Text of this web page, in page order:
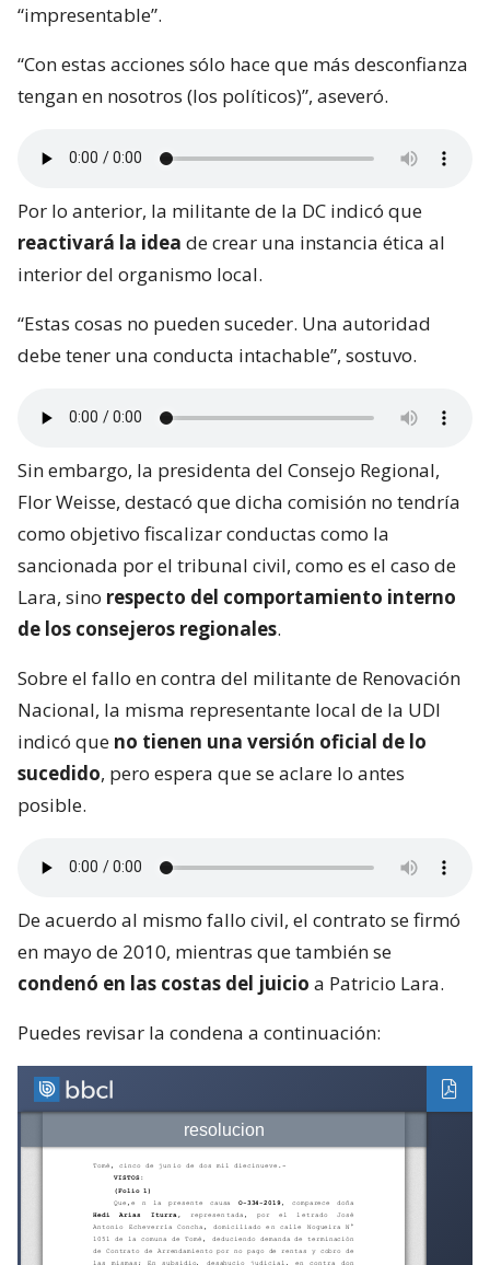
“impresentable”.
“Con estas acciones sólo hace que más desconfianza
tengan en nosotros (los políticos)”, aseveró.
Por lo anterior, la militante de la DC indicó que
reactivará la idea de crear una instancia ética al
interior del organismo local.
“Estas cosas no pueden suceder. Una autoridad
debe tener una conducta intachable”, sostuvo.
Sin embargo, la presidenta del Consejo Regional,
Flor Weisse, destacó que dicha comisión no tendría
como objetivo fiscalizar conductas como la
sancionada por el tribunal civil, como es el caso de
Lara, sino respecto del comportamiento interno
de los consejeros regionales.
Sobre el fallo en contra del militante de Renovación
Nacional, la misma representante local de la UDI
indicó que no tienen una versión oficial de lo
sucedido, pero espera que se aclare lo antes
posible.
De acuerdo al mismo fallo civil, el contrato se firmó
en mayo de 2010, mientras que también se
condenó en las costas del juicio a Patricio Lara.
Puedes revisar la condena a continuación: